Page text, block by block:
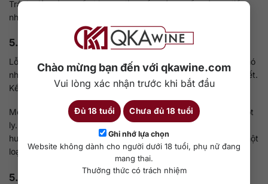
Chào mừng bạn đến với qkawine.com
Vui lòng xác nhận trước khi bắt đầu
Đủ 18 tuổi Chưa đủ 18 tuổi
Ghi nhớ lựa chọn
Website không dành cho người dưới 18 tuổi, phụ nữ đang
mang thai.
Thưởng thức có trách nhiệm
Tránh việc vừa muốn Liqueur làm nền, vừa muốn nó tạo điểm
nhấn cùng lúc.
5.2. Những lỗi thường gặp khi dùng rượu mùi
Lỗi phổ biến nhất là cho quá nhiều rượu Liqueur vì nghĩ rằng nó
nhẹ. Vị ngọt che cồn khiến người pha dễ tay hơn mức cần thiết.
Kết quả là cocktail trở nên ngọt quá và khó uống lâu.
Một lỗi khác là kết hợp quá nhiều loại rượu mùi trong cùng một
ly. Mỗi loại Liqueur đều có hương riêng. Khi trộn nhiều loại,
hương vị dễ bị rối và không còn rõ nét. Với người mới, dùng một
loại rượu mùi chính luôn là lựa chọn an toàn hơn.
5.3. Chọn Liqueur theo phong cách cocktail mong